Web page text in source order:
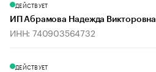
ДЕЙСТВУЕТ
ИП Абрамова Надежда Викторовна
ИНН: 740903564732
ДЕЙСТВУЕТ